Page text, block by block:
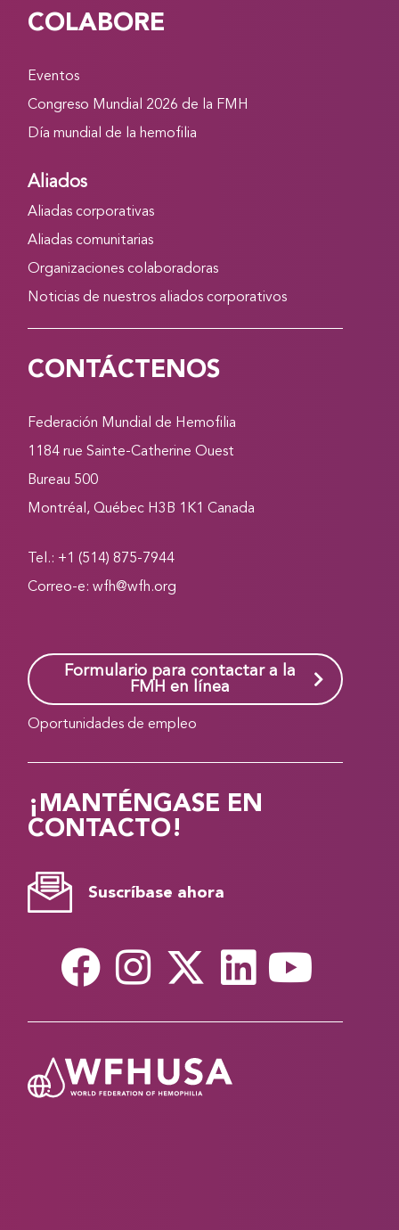
COLABORE
Eventos
Congreso Mundial 2026 de la FMH
Día mundial de la hemofilia
Aliados
Aliadas corporativas
Aliadas comunitarias
Organizaciones colaboradoras
Noticias de nuestros aliados corporativos
CONTÁCTENOS
Federación Mundial de Hemofilia
1184 rue Sainte-Catherine Ouest
Bureau 500
Montréal, Québec H3B 1K1 Canada
Tel.: +1 (514) 875-7944
Correo-e:wfh@wfh.org
Formulario para contactar a la
FMH en línea
Oportunidades de empleo
¡MANTÉNGASE EN
CONTACTO!
Suscríbase ahora